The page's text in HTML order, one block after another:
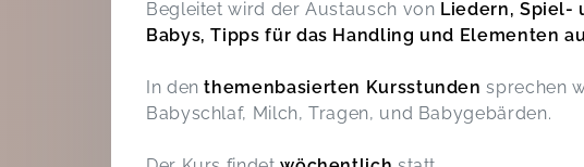
Begleitet wird der Austausch von Liedern, Spiel-
Babys, Tipps für das Handling und Elementen
In denthemenbasierten Kursstunden sprechen
Babyschlaf, Milch, Tragen, und Babygebärden.